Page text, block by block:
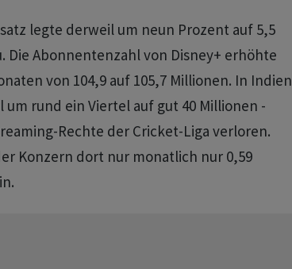
legte derweil um neun Prozent auf 5,5
Die Abonnentenzahl von Disney+ erhöhte
von 104,9 auf 105,7 Millionen. In Indien
rund ein Viertel auf gut 40 Millionen -
Rechte der Cricket-Liga verloren.
Konzern dort nur monatlich nur 0,59